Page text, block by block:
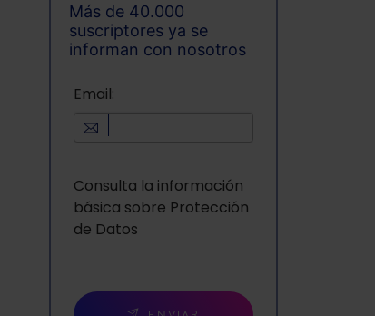
Más de 40.000
suscriptores ya se
informan con nosotros
Email:
Consulta la información
básica sobre Protección
de Datos